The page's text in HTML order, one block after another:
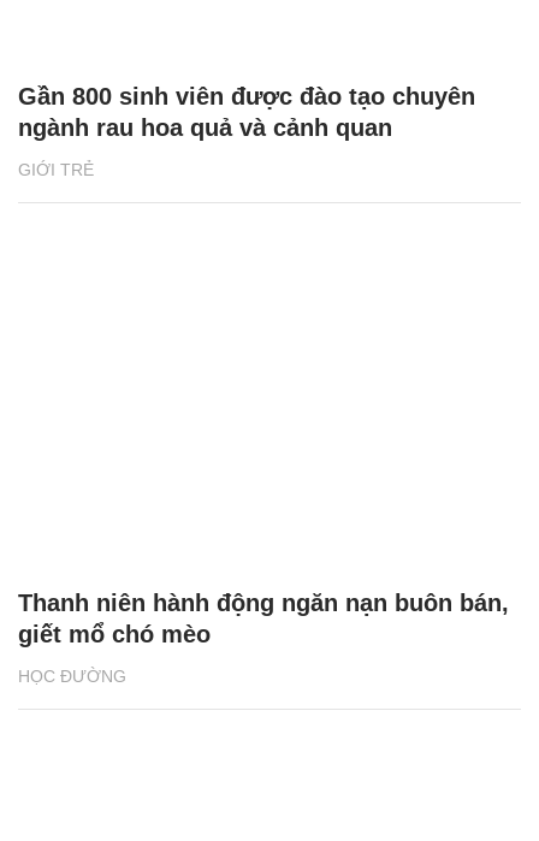
GIỚI TRẺ
Gần 800 sinh viên được đào tạo chuyên
ngành rau hoa quả và cảnh quan
HỌC ĐƯỜNG
Thanh niên hành động ngăn nạn buôn bán,
giết mổ chó mèo